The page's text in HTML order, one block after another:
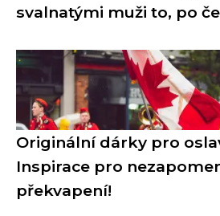
svalnatými muži to, po
Originální dárky pro
Inspirace pro
překvapení!